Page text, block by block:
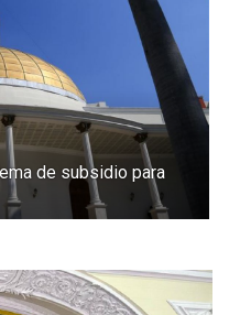
de subsidio para